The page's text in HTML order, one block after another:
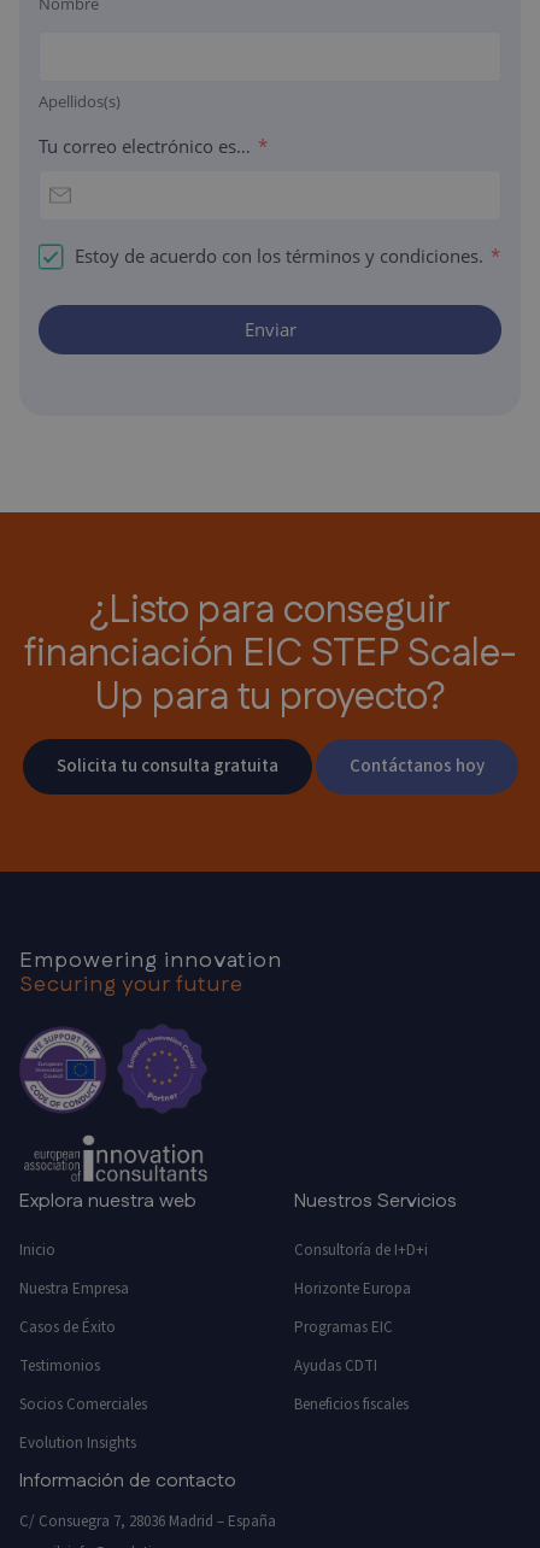
¿Listo para conseguir
financiación EIC STEP Scale-
Up para tu proyecto?
Solicita tu consulta gratuita Contáctanos hoy
Empowering innovation
Securing your future
Explora nuestra web
Inicio
Nuestra Empresa
Casos de Éxito
Testimonios
Socios Comerciales
Evolution Insights
Nuestros Servicios
Consultoría de I+D+i
Horizonte Europa
Programas EIC
Ayudas CDTI
Beneficios fiscales
Información de contacto
C/ Consuegra 7, 28036 Madrid – España